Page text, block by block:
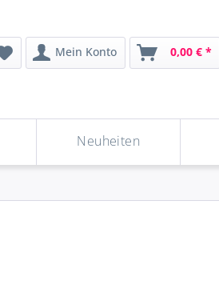
Mein Konto 0,00 € *
Neuheiten